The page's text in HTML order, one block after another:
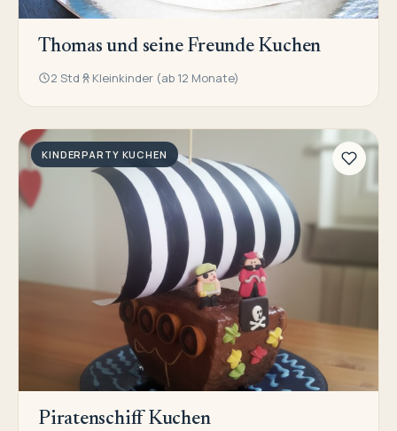
Thomas und seine Freunde Kuchen
2 Std Kleinkinder (ab 12 Monate)
KINDERPARTY KUCHEN
Piratenschiff Kuchen